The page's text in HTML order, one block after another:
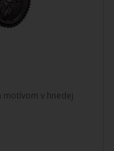
motívom v hnedej